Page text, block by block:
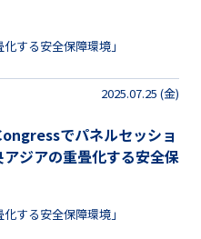
する安全保障環境」
2025.07.25 (金)
でパネルセッショ
ジアの重畳化する安全保
する安全保障環境」